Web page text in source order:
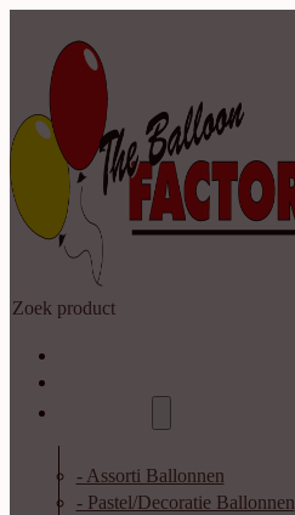
Zoeken
- Assorti Ballonnen
- Pastel/Decoratie Ballonnen